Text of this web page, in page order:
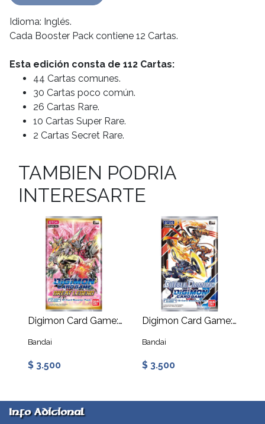
Idioma: Inglés.
Cada Booster Pack contiene 12 Cartas.
Esta edición consta de 112 Cartas:
44 Cartas comunes.
30 Cartas poco común.
26 Cartas Rare.
10 Cartas Super Rare.
2 Cartas Secret Rare.
TAMBIEN PODRIA
INTERESARTE
Digimon Card Game: Great Legend - Booster Pack
Bandai
$ 3.500
Digimon Card Game: Double Diamond - Booster Pack
Bandai
$ 3.500
Info Adicional